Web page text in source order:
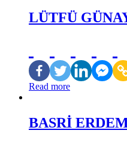
LÜTFÜ
Read more
BASRİ